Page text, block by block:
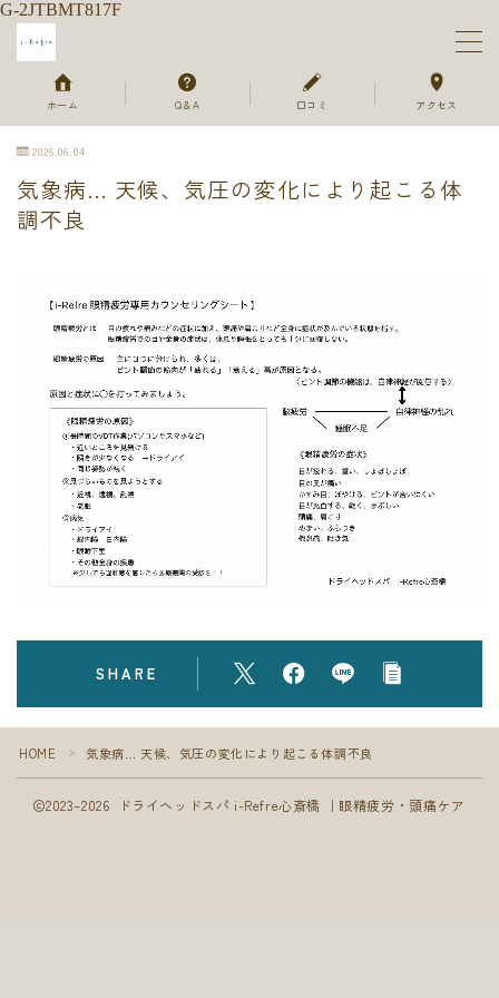
G-2JTBMT817F
MENU
ホーム
メニュー＆ご予約
ご利用の流れ
よくあるご質問
お客様のお声
フォト
ブログ
ホーム Q＆A 口コミ アクセス
2026.06.04
気象病… 天候、気圧の変化により起こる体
調不良
SHARE
HOME ＞ 気象病… 天候、気圧の変化により起こる体調不良
2023–2026 ドライヘッドスパ i-Refre心斎橋 ｜眼精疲労・頭痛ケア